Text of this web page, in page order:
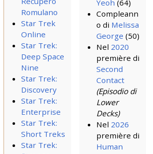
Romulano
Star Trek
Online
Star Trek:
Deep Space
Nine
Star Trek:
Discovery
Star Trek:
Enterprise
Star Trek:
Short Treks
Star Trek:
Yeoh (64)
Compleann
o di Melissa
George (50)
Nel 2020
première di
Second
Contact
(Episodio di
Lower
Decks)
Nel 2026
première di
Human